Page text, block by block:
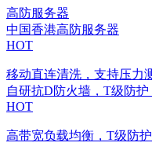
高防服务器
中国香港高防服务器
HOT
移动直连清洗，支持压力
自研抗D防火墙，T级防护
HOT
高带宽负载均衡，T级防护